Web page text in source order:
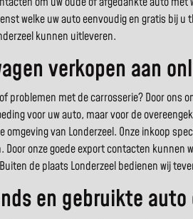
welke uw auto eenvoudig en gratis bij
kunnen uitleveren.
verkopen aan
problemen met de carrosserie? Door
voor uw auto, maar voor de
van Londerzeel. Onze inkoop
onze goede export contacten
de plaats Londerzeel bedienen wij
en gebruikte